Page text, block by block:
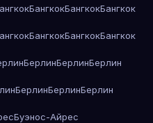
БангкокБангкокБангкок
БангкокБангкокБангкок
БерлинБерлинБерлин
БерлинБерлинБерлин
Буэнос-Айрес